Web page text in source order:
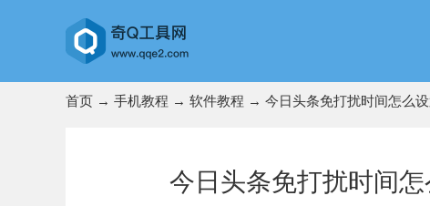
首页 → 手机教程 → 软件教程 → 今日头条免打扰时间怎么
今日头条免打扰时间